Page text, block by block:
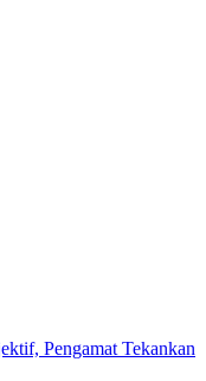
Pengamat Tekankan